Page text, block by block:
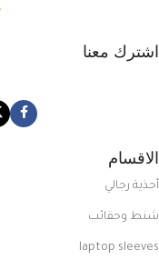
اشترك معنا
الاقسام
أحذية رجالي
شنط وحقائب
laptop sleeves